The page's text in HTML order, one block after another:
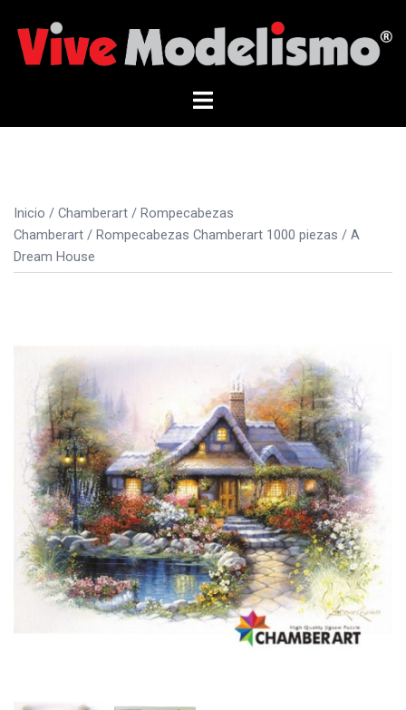
contenido
Alternar
Inicio / Chamberart / Rompecabezas
Chamberart / Rompecabezas Chamberart 1000 piezas / A
Dream House